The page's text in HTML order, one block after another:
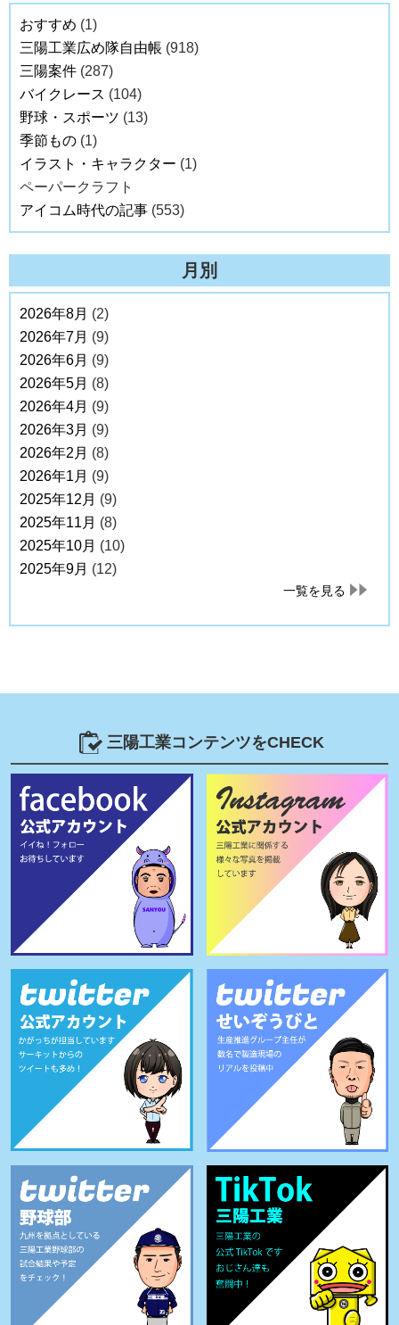
おすすめ (1)
三陽工業広め隊自由帳 (918)
三陽案件 (287)
バイクレース (104)
野球・スポーツ (13)
季節もの (1)
イラスト・キャラクター (1)
ペーパークラフト
アイコム時代の記事 (553)
月別
2026年8月 (2)
2026年7月 (9)
2026年6月 (9)
2026年5月 (8)
2026年4月 (9)
2026年3月 (9)
2026年2月 (8)
2026年1月 (9)
2025年12月 (9)
2025年11月 (8)
2025年10月 (10)
2025年9月 (12)
一覧を見る
三陽工業コンテンツをCHECK